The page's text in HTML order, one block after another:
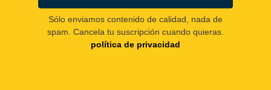
Sólo enviamos contenido de calidad, nada de
spam. Cancela tu suscripción cuando quieras.
política de privacidad